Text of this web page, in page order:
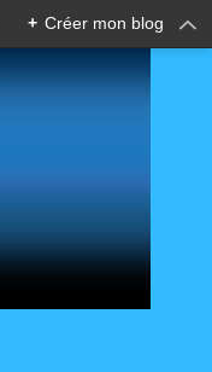
+ Créer mon blog